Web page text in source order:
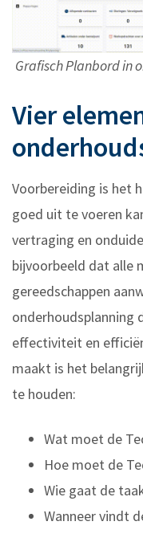
Grafisch Planbord in
Vier
Voorbereiding is het
goed uit te voeren
vertraging en
bijvoorbeeld dat alle
gereedschappen
onderhoudsplanning
effectiviteit en
maakt is het
te houden:
Wat moet de
Hoe moet de
Wie gaat de
Wanneer vindt